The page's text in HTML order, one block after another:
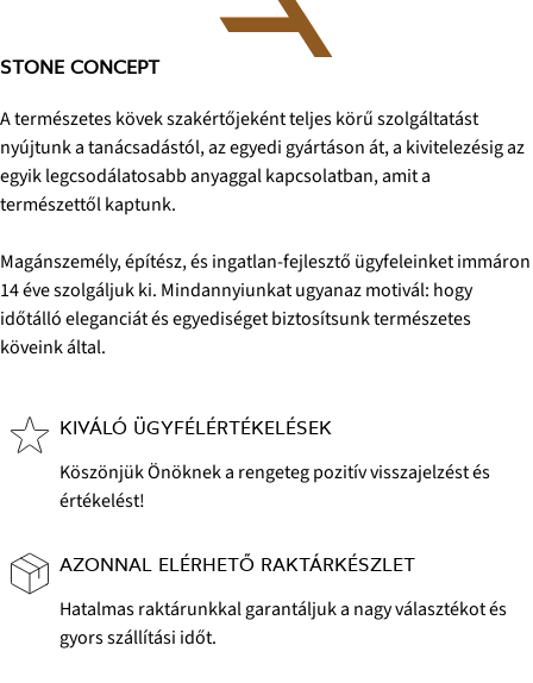
STONE CONCEPT
A természetes kövek szakértőjeként teljes körű szolgáltatást
nyújtunk a tanácsadástól, az egyedi gyártáson át, a kivitelezésig az
egyik legcsodálatosabb anyaggal kapcsolatban, amit a
természettől kaptunk.
Magánszemély, építész, és ingatlan-fejlesztő ügyfeleinket immáron
14 éve szolgáljuk ki. Mindannyiunkat ugyanaz motivál: hogy
időtálló eleganciát és egyediséget biztosítsunk természetes
köveink által.
KIVÁLÓ ÜGYFÉLÉRTÉKELÉSEK
Köszönjük Önöknek a rengeteg pozitív visszajelzést és
értékelést!
AZONNAL ELÉRHETŐ RAKTÁRKÉSZLET
Hatalmas raktárunkkal garantáljuk a nagy választékot és
gyors szállítási időt.